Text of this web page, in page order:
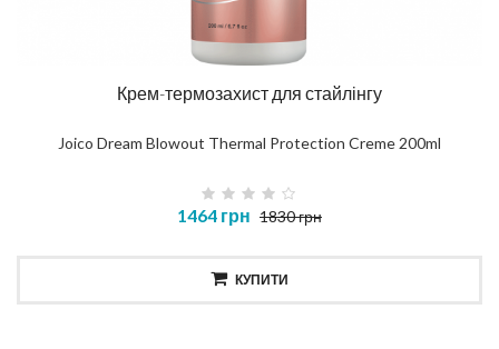
Крем-термозахист для стайлінгу
Joico Dream Blowout Thermal Protection Creme 200ml
1464 грн 1830 грн
КУПИТИ